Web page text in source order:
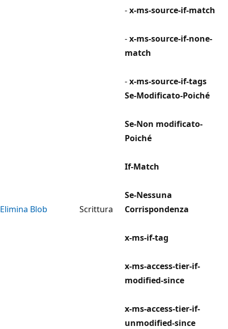
-x-ms-source-if-match
-x-ms-source-if-none-
match
-x-ms-source-if-tags
Elimina Blob Scrittura
Se-Modificato-Poiché
Se-Non modificato-
Poiché
If-Match
Se-Nessuna
Corrispondenza
x-ms-if-tag
x-ms-access-tier-if-
modified-since
x-ms-access-tier-if-
unmodified-since